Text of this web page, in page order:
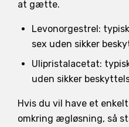
at gætte.
Levonorgestrel:
sex uden sikker
Ulipristalacetat:
uden sikker
Hvis du vil have et
omkring ægløsning, så